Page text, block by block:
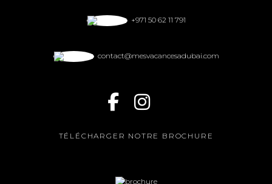
+971 50 62 11 791
contact@mesvacancesadubai.com
TÉLÉCHARGER NOTRE BROCHURE